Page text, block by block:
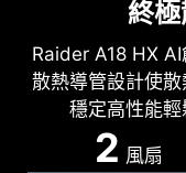
終
Raider A18 HX
散熱導管設計使
穩定高性能輕
2 風扇